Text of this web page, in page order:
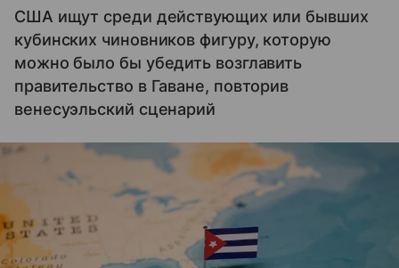
США ищут среди действующих или бывших
кубинских чиновников фигуру, которую
можно было бы убедить возглавить
правительство в Гаване, повторив
венесуэльский сценарий